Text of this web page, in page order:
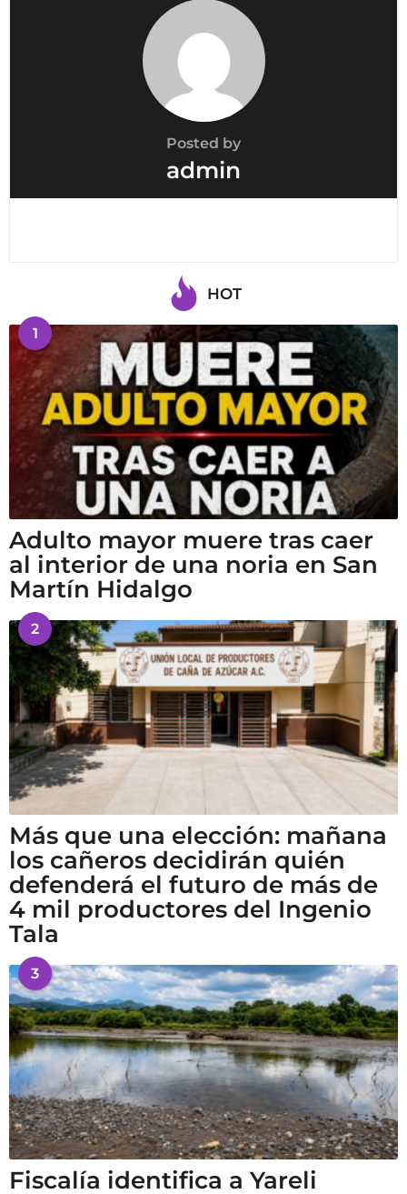
Posted by
admin
HOT
1
Adulto mayor muere tras caer
al interior de una noria en San
Martín Hidalgo
2
Más que una elección: mañana
los cañeros decidirán quién
defenderá el futuro de más de
4 mil productores del Ingenio
Tala
3
Fiscalía identifica a Yareli